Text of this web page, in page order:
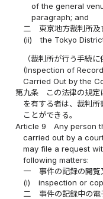
of the general
paragraph; and
二
東京地方裁判所
(ii)
the Tokyo
（裁判所が行う手続
(Inspection of
Carried Out by the
第九条
この法律の規
を有する者は、裁判
ことができる。
Article 9
Any person
carried out by a
may file a request
following matters:
一
事件の記録の閲覧
(i)
inspection or
二
事件の記録中の